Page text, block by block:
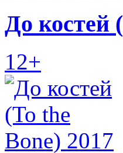
До костей
12+